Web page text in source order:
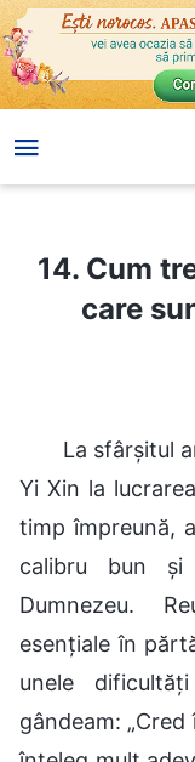
14. Cum
care
La sfârșitul
Yi Xin la
timp împreună,
calibru bun și
Dumnezeu.
esențiale în
unele
gândeam: